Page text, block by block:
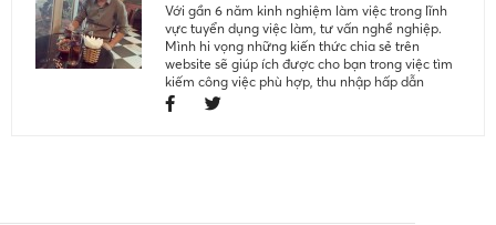
Với gần 6 năm kinh nghiệm làm việc trong lĩnh
vực tuyển dụng việc làm, tư vấn nghề nghiệp.
Mình hi vọng những kiến thức chia sẻ trên
website sẽ giúp ích được cho bạn trong việc tìm
kiếm công việc phù hợp, thu nhập hấp dẫn